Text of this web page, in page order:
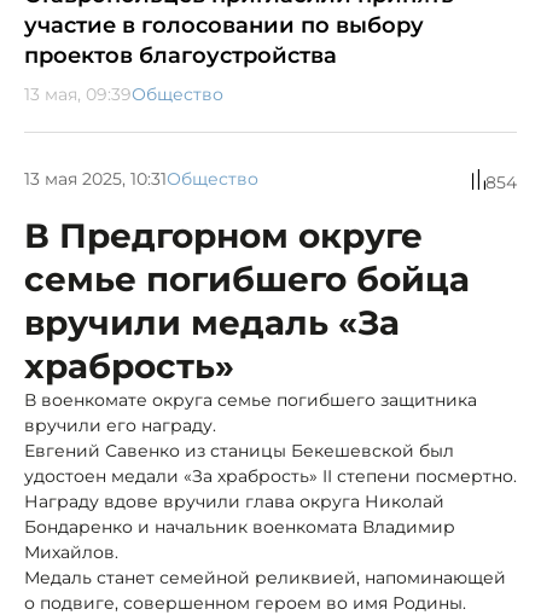
участие в голосовании по выбору
проектов благоустройства
13 мая, 09:39Общество
13 мая 2025, 10:31Общество 854
В Предгорном округе
семье погибшего бойца
вручили медаль «За
храбрость»
В военкомате округа семье погибшего защитника
вручили его награду.
Евгений Савенко из станицы Бекешевской был
удостоен медали «За храбрость» II степени посмертно.
Награду вдове вручили глава округа Николай
Бондаренко и начальник военкомата Владимир
Михайлов.
Медаль станет семейной реликвией, напоминающей
о подвиге, совершенном героем во имя Родины.